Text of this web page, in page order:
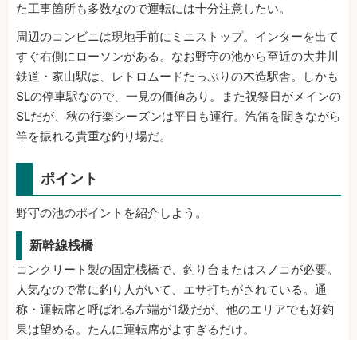
た工事箇所も多数なので運転には十分注意したい。
周辺のコンビニは現地手前にミニストップ。インターを出て
すぐ右側にローソンがある。なお野守の池から至近の大井川
鉄道・家山駅は、レトロムードたっぷりの木造駅舎。しかも
SLの停車駅なので、一見の価値あり。また祝祭日がメインの
SLだが、秋の行楽シーズンは平日も運行。汽笛を聞きながら
竿を振れる貴重な釣り場だ。
ポイント
野守の池のポイントを紹介しよう。
新幹線桟橋
コンクリート製の固定桟橋で、釣り台またはスノコが必要。
人気なので常に釣り人がいて、エサ打ちがされている。通
称・運転席と呼ばれる左端が1級だが、他のエリアでも好釣
果は望める。たんに運転席がよすぎるだけ。